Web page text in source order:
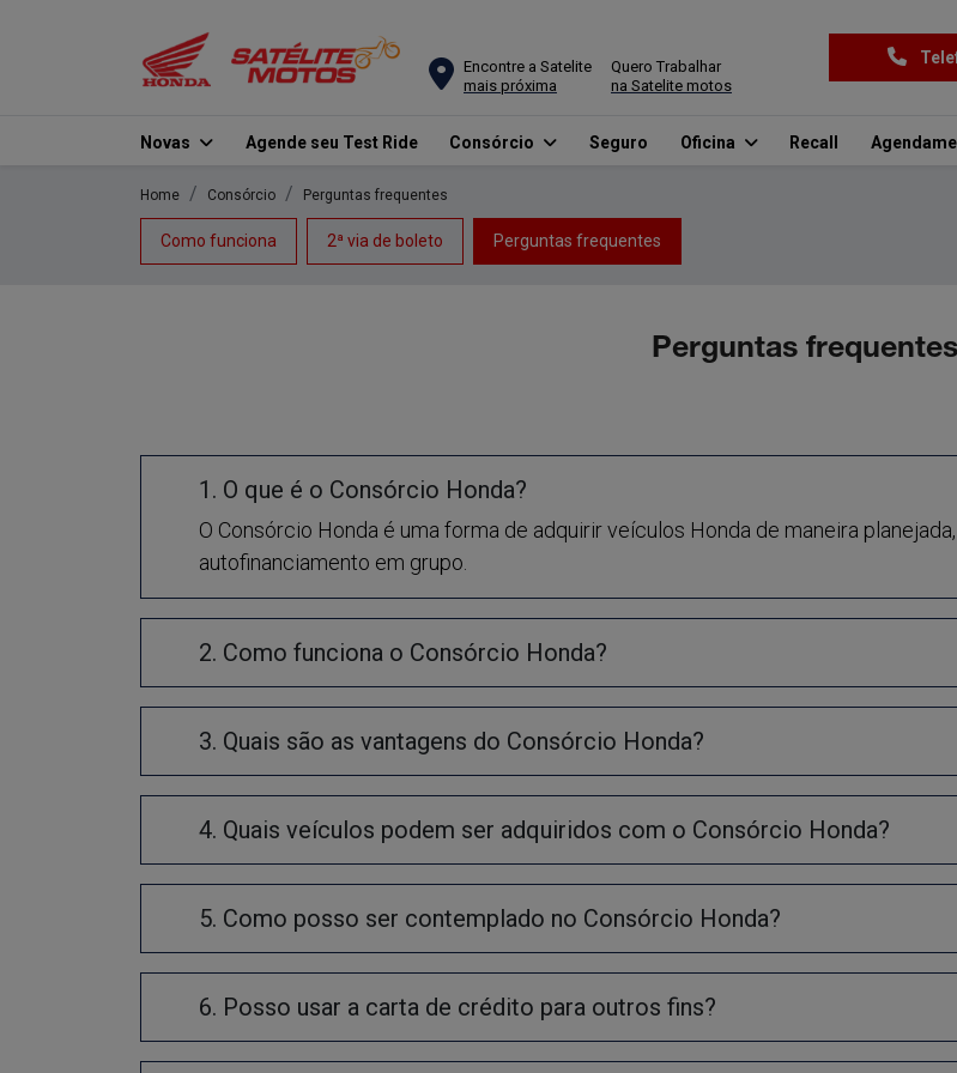
Encontre a Satelite
mais próxima
Quero Trabalhar
na Satelite motos
Novas Agende seu Test Ride Consórcio Seguro Oficina Recall
Home Consórcio Perguntas frequentes
Como funciona 2ª via de boleto Perguntas frequentes
Perguntas frequentes
1. O que é o Consórcio Honda?
O Consórcio Honda é uma forma de adquirir veículos Honda de maneira
autofinanciamento em grupo.
2. Como funciona o Consórcio Honda?
3. Quais são as vantagens do Consórcio Honda?
4. Quais veículos podem ser adquiridos com o Consórcio Honda?
5. Como posso ser contemplado no Consórcio Honda?
6. Posso usar a carta de crédito para outros fins?